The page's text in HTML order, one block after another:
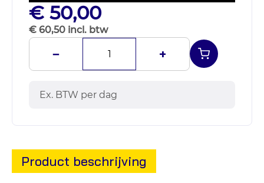
€ 50,00
€ 60,50 incl. btw
− +
Ex. BTW per dag
Product beschrijving